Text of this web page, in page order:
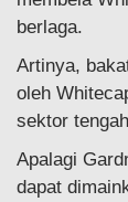
berlaga.
Artinya,
oleh
sektor
Apalagi
dapat